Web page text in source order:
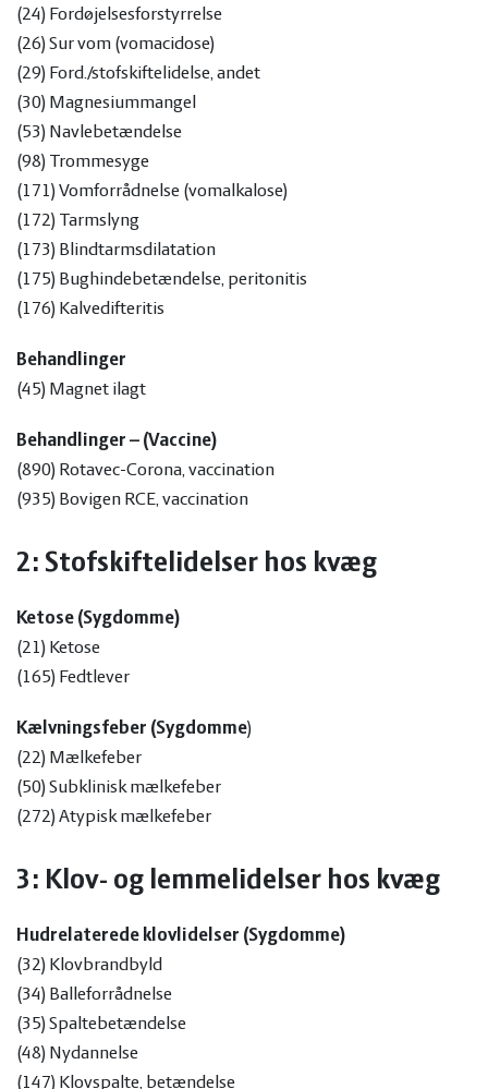
(24) Fordøjelsesforstyrrelse
(26) Sur vom (vomacidose)
(29) Ford./stofskiftelidelse, andet
(30) Magnesiummangel
(53) Navlebetændelse
(98) Trommesyge
(171) Vomforrådnelse (vomalkalose)
(172) Tarmslyng
(173) Blindtarmsdilatation
(175) Bughindebetændelse, peritonitis
(176) Kalvedifteritis
Behandlinger
(45) Magnet ilagt
Behandlinger – (Vaccine)
(890) Rotavec-Corona, vaccination
(935) Bovigen RCE, vaccination
2: Stofskiftelidelser hos kvæg
Ketose (Sygdomme)
(21) Ketose
(165) Fedtlever
Kælvningsfeber (Sygdomme)
(22) Mælkefeber
(50) Subklinisk mælkefeber
(272) Atypisk mælkefeber
3: Klov- og lemmelidelser hos kvæg
Hudrelaterede klovlidelser (Sygdomme)
(32) Klovbrandbyld
(34) Balleforrådnelse
(35) Spaltebetændelse
(48) Nydannelse
(147) Klovspalte, betændelse